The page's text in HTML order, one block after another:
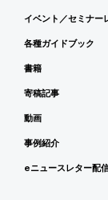
イベント／セミナー
各種ガイドブック
書籍
寄稿記事
動画
事例紹介
eニュースレター配